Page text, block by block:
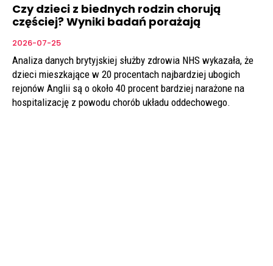
Czy dzieci z biednych rodzin chorują
częściej? Wyniki badań porażają
2026-07-25
Analiza danych brytyjskiej służby zdrowia NHS wykazała, że
dzieci mieszkające w 20 procentach najbardziej ubogich
rejonów Anglii są o około 40 procent bardziej narażone na
hospitalizację z powodu chorób układu oddechowego.